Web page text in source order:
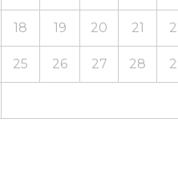
18 19 20 21
25 26 27 28